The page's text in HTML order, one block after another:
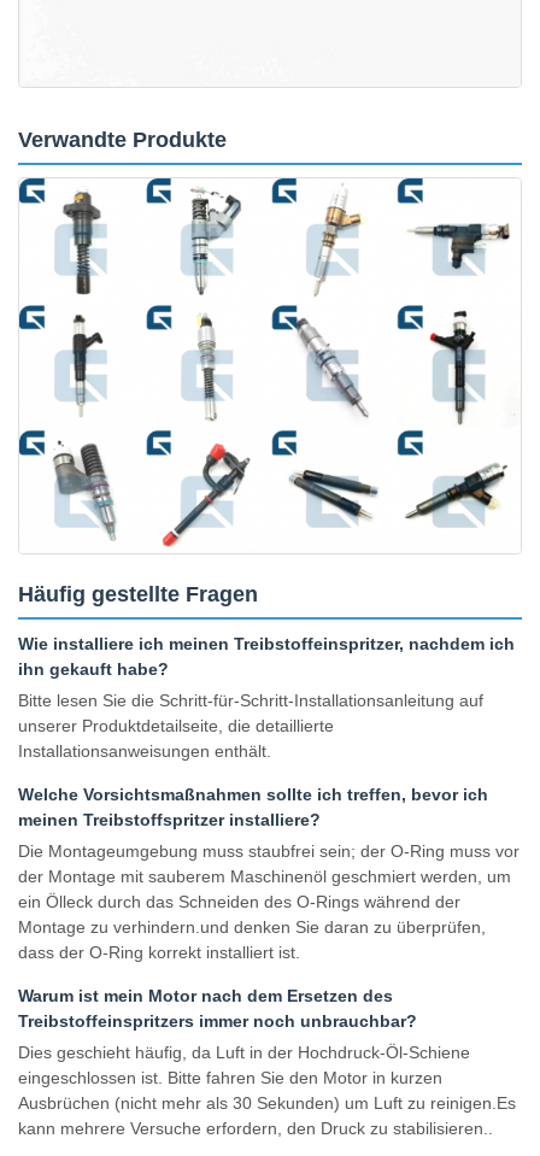
Verwandte Produkte
Häufig gestellte Fragen
Wie installiere ich meinen Treibstoffeinspritzer, nachdem ich
ihn gekauft habe?
Bitte lesen Sie die Schritt-für-Schritt-Installationsanleitung auf
unserer Produktdetailseite, die detaillierte
Installationsanweisungen enthält.
Welche Vorsichtsmaßnahmen sollte ich treffen, bevor ich
meinen Treibstoffspritzer installiere?
Die Montageumgebung muss staubfrei sein; der O-Ring muss vor
der Montage mit sauberem Maschinenöl geschmiert werden, um
ein Ölleck durch das Schneiden des O-Rings während der
Montage zu verhindern.und denken Sie daran zu überprüfen,
dass der O-Ring korrekt installiert ist.
Warum ist mein Motor nach dem Ersetzen des
Treibstoffeinspritzers immer noch unbrauchbar?
Dies geschieht häufig, da Luft in der Hochdruck-Öl-Schiene
eingeschlossen ist. Bitte fahren Sie den Motor in kurzen
Ausbrüchen (nicht mehr als 30 Sekunden) um Luft zu reinigen.Es
kann mehrere Versuche erfordern, den Druck zu stabilisieren..